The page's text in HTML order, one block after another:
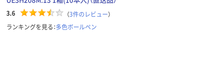
3.6 （3件のレビュー）
ランキングを見る：多色ボールペン